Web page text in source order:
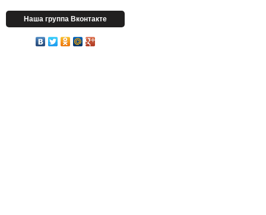
Наша группа Вконтакте